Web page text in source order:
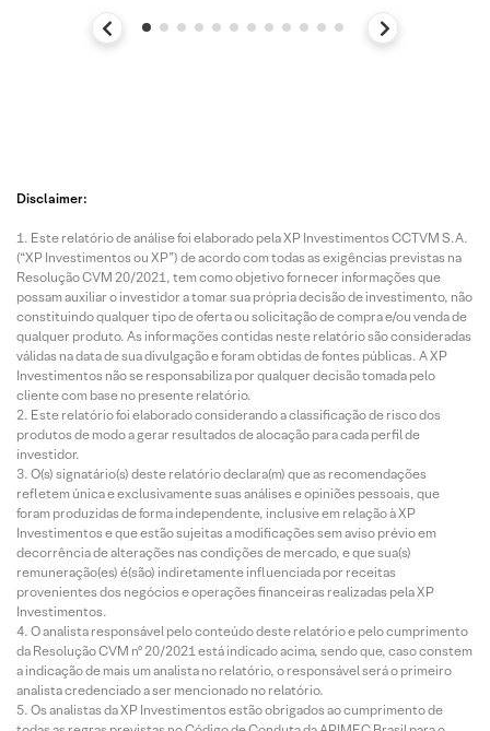
Disclaimer:
Este relatório de análise foi elaborado pela XP Investimentos CCTVM S.A.
(“XP Investimentos ou XP”) de acordo com todas as exigências previstas na
Resolução CVM 20/2021, tem como objetivo fornecer informações que
possam auxiliar o investidor a tomar sua própria decisão de investimento, não
constituindo qualquer tipo de oferta ou solicitação de compra e/ou venda de
qualquer produto. As informações contidas neste relatório são consideradas
válidas na data de sua divulgação e foram obtidas de fontes públicas. A XP
Investimentos não se responsabiliza por qualquer decisão tomada pelo
cliente com base no presente relatório.
Este relatório foi elaborado considerando a classificação de risco dos
produtos de modo a gerar resultados de alocação para cada perfil de
investidor.
O(s) signatário(s) deste relatório declara(m) que as recomendações
refletem única e exclusivamente suas análises e opiniões pessoais, que
foram produzidas de forma independente, inclusive em relação à XP
Investimentos e que estão sujeitas a modificações sem aviso prévio em
decorrência de alterações nas condições de mercado, e que sua(s)
remuneração(es) é(são) indiretamente influenciada por receitas
provenientes dos negócios e operações financeiras realizadas pela XP
Investimentos.
O analista responsável pelo conteúdo deste relatório e pelo cumprimento
da Resolução CVM nº 20/2021 está indicado acima, sendo que, caso constem
a indicação de mais um analista no relatório, o responsável será o primeiro
analista credenciado a ser mencionado no relatório.
Os analistas da XP Investimentos estão obrigados ao cumprimento de